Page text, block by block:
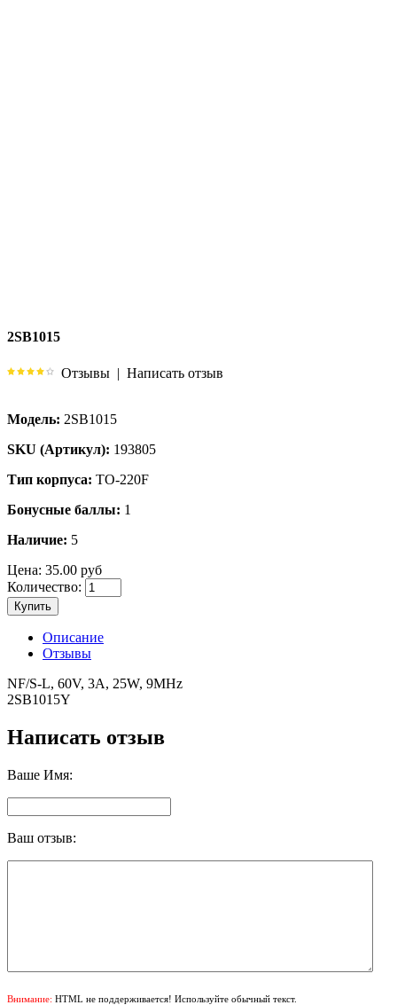
2SB1015
Отзывы | Написать отзыв
Модель: 2SB1015
SKU (Артикул): 193805
Тип корпуса: TO-220F
Бонусные баллы: 1
Наличие: 5
Цена: 35.00 руб
Количество:
Купить
Описание
Отзывы
NF/S-L, 60V, 3A, 25W, 9MHz
2SB1015Y
Написать отзыв
Ваше Имя:
Ваш отзыв:
Внимание: HTML не поддерживается! Используйте обычный текст.